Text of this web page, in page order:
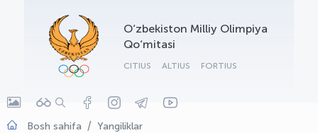
O‘zbekiston Milliy Olimpiya
Qo‘mitasi
CITIUS ALTIUS FORTIUS
Bosh sahifa Yangiliklar
OLYMPCHIK AI - yordamchi
Onlayn · olympic.uz